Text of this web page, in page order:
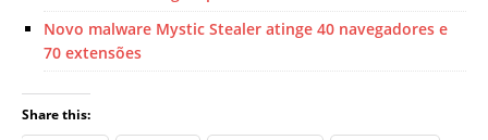
Novo malware Mystic Stealer atinge 40 navegadores e
70 extensões
Share this: